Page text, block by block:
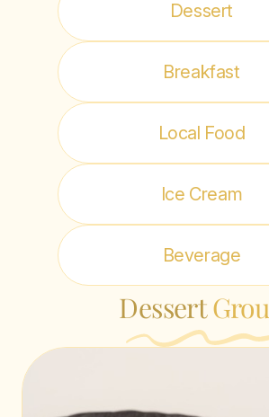
Dessert
Breakfast
Local Food
Ice Cream
Beverage
Dessert